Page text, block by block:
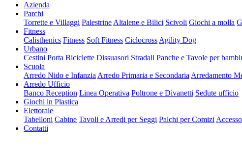
Azienda
Parchi
Torrette e Villaggi Palestrine Altalene e Bilici Scivoli Giochi a molla
Fitness
Calisthenics Fitness Soft Fitness Ciclocross Agility Dog
Urbano
Cestini Porta Biciclette Dissuasori Stradali Panche e Tavole per
Scuola
Arredo Nido e Infanzia Arredo Primaria e Secondaria Arredamento
Arredo Ufficio
Banco Reception Linea Operativa Poltrone e Divanetti Sedute ufficio
Giochi in Plastica
Elettorale
Tabelloni Cabine Tavoli e Arredi per Seggi Palchi per Comizi
Contatti